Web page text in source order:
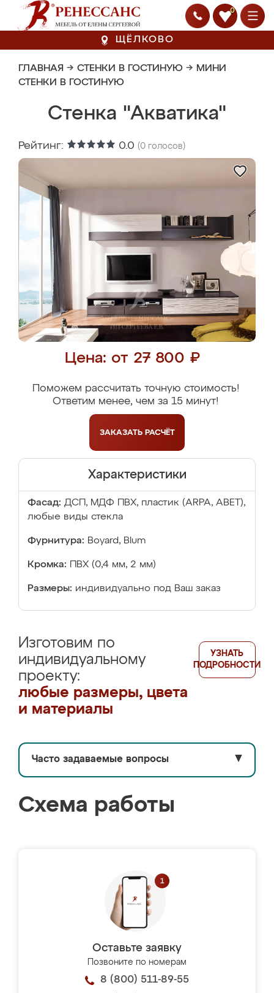
0
ЩЁЛКОВО
ГЛАВНАЯ → СТЕНКИ В ГОСТИНУЮ → МИНИ
СТЕНКИ В ГОСТИНУЮ
Стенка "Акватика"
Рейтинг: 0.0 (0 голосов)
Цена: от 27 800 ₽
Поможем рассчитать точную стоимость!
Ответим менее, чем за 15 минут!
ЗАКАЗАТЬ РАСЧЁТ
Характеристики
Фасад: ДСП, МДФ ПВХ, пластик (ARPA, ABET),
любые виды стекла
Фурнитура: Boyard, Blum
Кромка: ПВХ (0,4 мм, 2 мм)
Размеры: индивидуально под Ваш заказ
Изготовим по
индивидуальному
проекту:
любые размеры, цвета
и материалы
УЗНАТЬ
ПОДРОБНОСТИ
Часто задаваемые вопросы ▼
Схема работы
Оставьте заявку
Позвоните по номерам
8 (800) 511-89-55